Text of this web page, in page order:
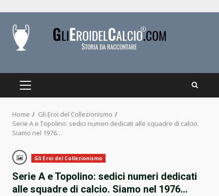
content
PRIMARY
Home
Gli Eroi del Collezionismo
Serie A e Topolino: sedici numeri dedicati alle squadre di calcio.
Siamo nel 1976…
Gli Eroi del Collezionismo
Serie A e Topolino: sedici numeri dedicati
alle squadre di calcio. Siamo nel 1976…